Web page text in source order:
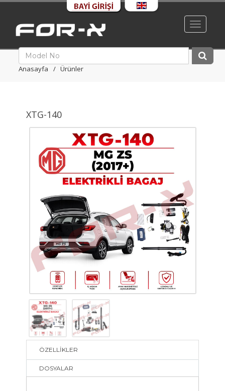
Toggle
Anasayfa Ürünler
XTG-140
ÖZELLİKLER
DOSYALAR